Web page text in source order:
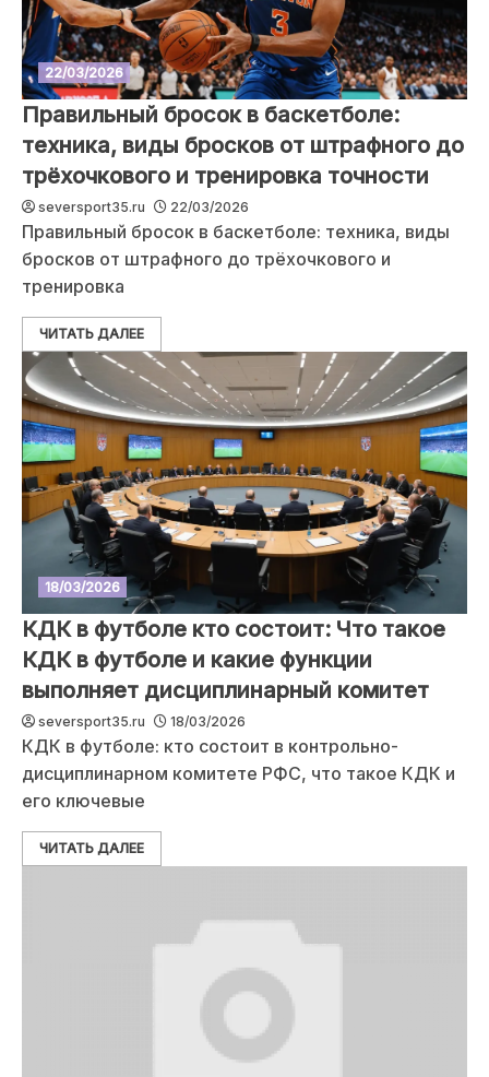
22/03/2026
Правильный бросок в баскетболе:
техника, виды бросков от штрафного до
трёхочкового и тренировка точности
seversport35.ru 22/03/2026
Правильный бросок в баскетболе: техника, виды
бросков от штрафного до трёхочкового и
тренировка
ЧИТАТЬ ДАЛЕЕ
18/03/2026
КДК в футболе кто состоит: Что такое
КДК в футболе и какие функции
выполняет дисциплинарный комитет
seversport35.ru 18/03/2026
КДК в футболе: кто состоит в контрольно-
дисциплинарном комитете РФС, что такое КДК и
его ключевые
ЧИТАТЬ ДАЛЕЕ